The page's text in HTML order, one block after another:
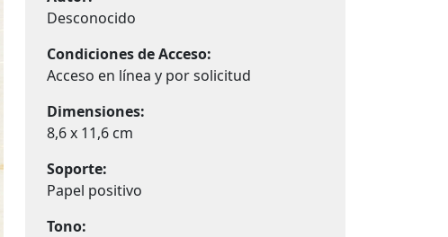
Desconocido
Condiciones de Acceso:
Acceso en línea y por solicitud
Dimensiones:
8,6 x 11,6 cm
Soporte:
Papel positivo
Tono: